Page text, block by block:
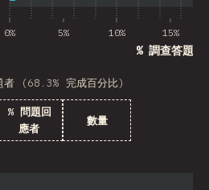
0% 5% 10% 15%
% 調查答題者
者 (68.3% 完成百分比)
% 問題回
應者
數量